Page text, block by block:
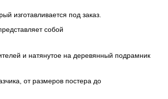
изготавливается под заказ.
собой
и натянутое на деревянный подрамник
от размеров постера до